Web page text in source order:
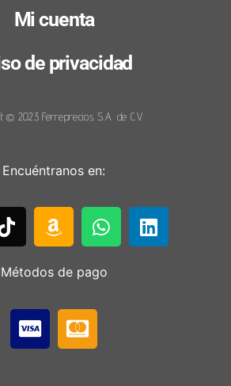
Mi cuenta
de privacidad
© 2023 Ferreprecios S.A. de C.V.
Encuéntranos en:
Métodos de pago